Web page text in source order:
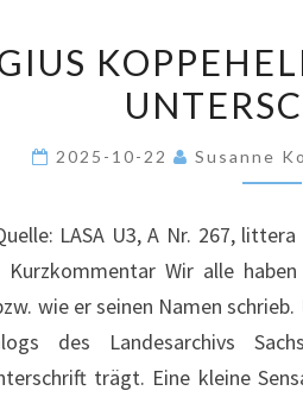
2025-10-22 Susanne
LASA U3, A Nr. 267,
Wir alle
wie er seinen Namen
des Landesarchivs
trägt. Eine kleine